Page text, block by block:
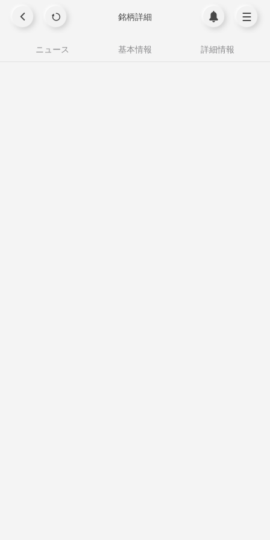
銘柄詳細
ニュース 基本情報 詳細情報